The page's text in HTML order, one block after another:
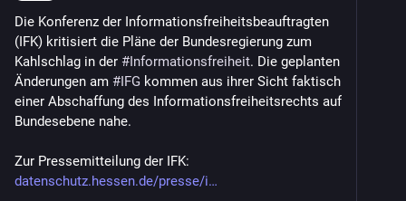
Die Konferenz der Informationsfreiheitsbeauftragten
(IFK) kritisiert die Pläne der Bundesregierung zum
Kahlschlag in der #Informationsfreiheit. Die geplanten
Änderungen am #IFG kommen aus ihrer Sicht faktisch
einer Abschaffung des Informationsfreiheitsrechts auf
Bundesebene nahe.
Zur Pressemitteilung der IFK:
datenschutz.hessen.de/presse/i